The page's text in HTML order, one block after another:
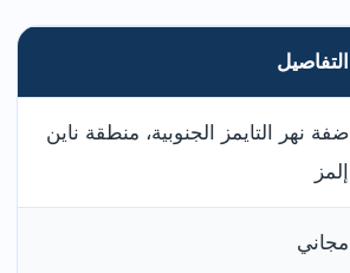
التفاصيل
ضفة نهر التايمز الجنوبية، منطقة ناين
إلمز
مجاني